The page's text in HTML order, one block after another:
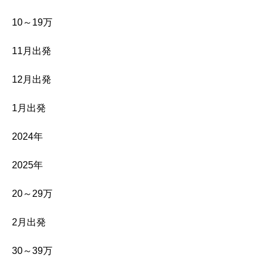
10～19万
11月出発
12月出発
1月出発
2024年
2025年
20～29万
2月出発
30～39万